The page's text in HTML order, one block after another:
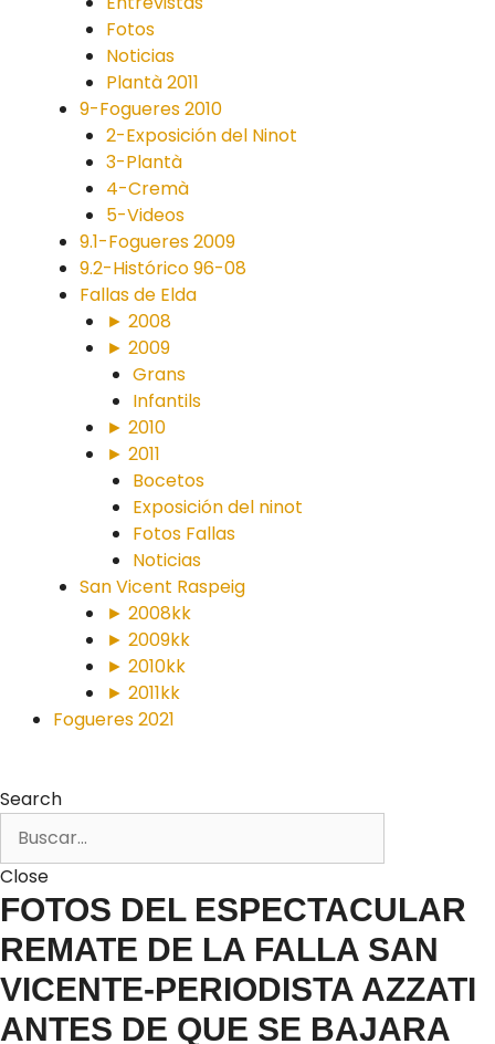
Fotos
Noticias
Plantà 2011
9-Fogueres 2010
2-Exposición del Ninot
3-Plantà
4-Cremà
5-Videos
9.1-Fogueres 2009
9.2-Histórico 96-08
Fallas de Elda
► 2008
► 2009
Grans
Infantils
► 2010
► 2011
Bocetos
Exposición del ninot
Fotos Fallas
Noticias
San Vicent Raspeig
► 2008kk
► 2009kk
► 2010kk
► 2011kk
Fogueres 2021
Search
Close
FOTOS DEL ESPECTACULAR
REMATE DE LA FALLA SAN
VICENTE-PERIODISTA AZZATI
ANTES DE QUE SE BAJARA